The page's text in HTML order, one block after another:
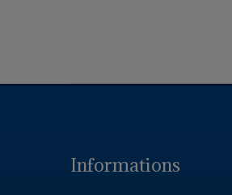
Informations